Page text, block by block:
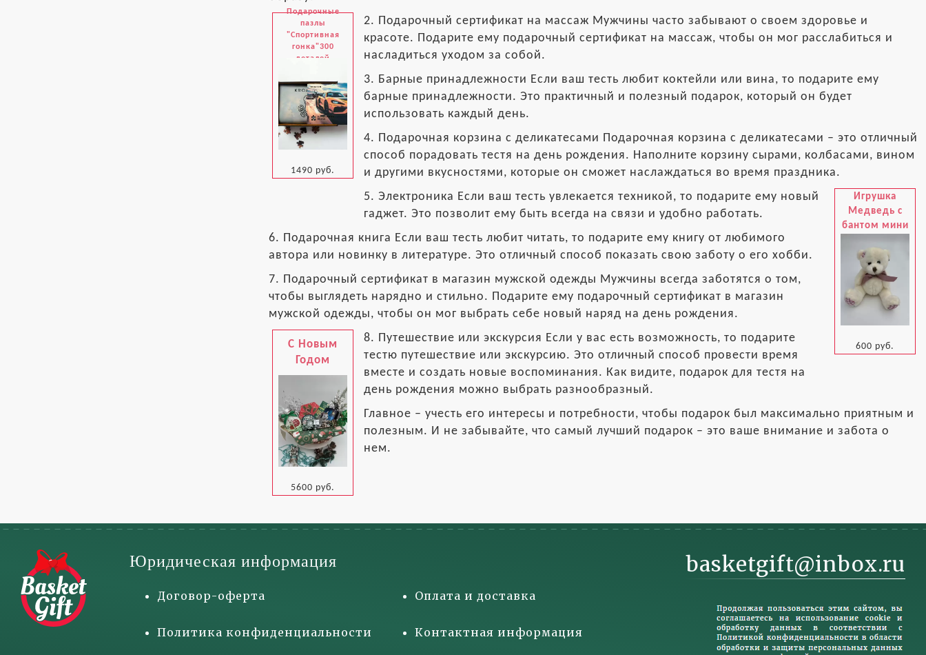
Подарочные
пазлы
"Спортивная
гонка"300
деталей
1490 руб.
2. Подарочный сертификат на массаж Мужчины часто забывают о своем здоровье и
красоте. Подарите ему подарочный сертификат на массаж, чтобы он мог расслабиться и
насладиться уходом за собой.
3. Барные принадлежности Если ваш тесть любит коктейли или вина, то подарите ему
барные принадлежности. Это практичный и полезный подарок, который он будет
использовать каждый день.
4. Подарочная корзина с деликатесами Подарочная корзина с деликатесами – это отличный
способ порадовать тестя на день рождения. Наполните корзину сырами, колбасами, вином
и другими вкусностями, которые он сможет наслаждаться во время праздника.
Игрушка
Медведь с
бантом мини
600 руб.
5. Электроника Если ваш тесть увлекается техникой, то подарите ему новый
гаджет. Это позволит ему быть всегда на связи и удобно работать.
6. Подарочная книга Если ваш тесть любит читать, то подарите ему книгу от любимого
автора или новинку в литературе. Это отличный способ показать свою заботу о его хобби.
7. Подарочный сертификат в магазин мужской одежды Мужчины всегда заботятся о том,
чтобы выглядеть нарядно и стильно. Подарите ему подарочный сертификат в магазин
мужской одежды, чтобы он мог выбрать себе новый наряд на день рождения.
С Новым
Годом
5600 руб.
8. Путешествие или экскурсия Если у вас есть возможность, то подарите
тестю путешествие или экскурсию. Это отличный способ провести время
вместе и создать новые воспоминания. Как видите, подарок для тестя на
день рождения можно выбрать разнообразный.
Главное – учесть его интересы и потребности, чтобы подарок был максимально приятным и
полезным. И не забывайте, что самый лучший подарок – это ваше внимание и забота о
нем.
Юридическая информация
Договор-оферта
Политика конфиденциальности
Оплата и доставка
Контактная информация
basketgift@inbox.ru